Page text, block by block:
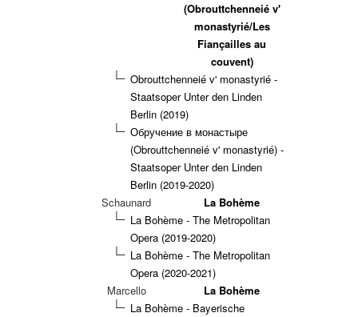
(Obrouttchenneié v'
monastyrié/Les
Fiançailles au
couvent)
Obrouttchenneié v' monastyrié -
Staatsoper Unter den Linden
Berlin (2019)
Обручение в монастыре
(Obrouttchenneié v' monastyrié) -
Staatsoper Unter den Linden
Berlin (2019-2020)
Schaunard
La Bohème
La Bohème - The Metropolitan
Opera (2019-2020)
La Bohème - The Metropolitan
Opera (2020-2021)
Marcello
La Bohème
La Bohème - Bayerische